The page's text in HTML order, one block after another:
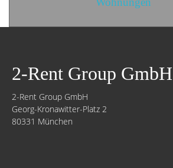
2-Rent Group GmbH
2-Rent Group GmbH
Georg-Kronawitter-Platz 2
80331 München